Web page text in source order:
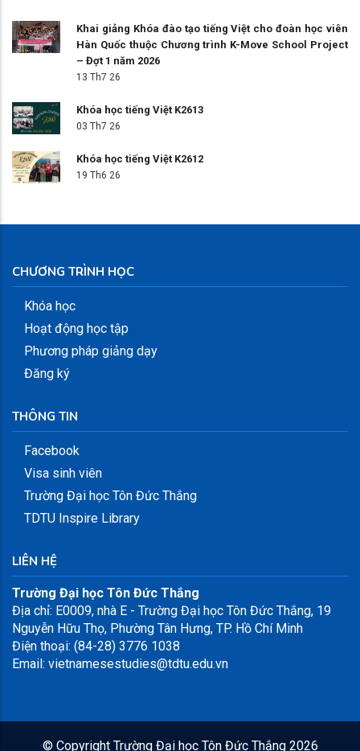
Khai giảng Khóa đào tạo tiếng Việt cho đoàn học viên
Hàn Quốc thuộc Chương trình K-Move School Project
– Đợt 1 năm 2026
13 Th7 26
Khóa học tiếng Việt K2613
03 Th7 26
Khóa học tiếng Việt K2612
19 Th6 26
CHƯƠNG TRÌNH HỌC
Khóa học
Hoạt động học tập
Phương pháp giảng dạy
Đăng ký
THÔNG TIN
Facebook
Visa sinh viên
Trường Đại học Tôn Đức Thắng
TDTU Inspire Library
LIÊN HỆ
Trường Đại học Tôn Đức Thắng
Địa chỉ: E0009, nhà E - Trường Đại học Tôn Đức Thắng, 19
Nguyễn Hữu Thọ, Phường Tân Hưng, TP. Hồ Chí Minh
Điện thoại: (84-28) 3776 1038
Email: vietnamesestudies@tdtu.edu.vn
© Copyright Trường Đại học Tôn Đức Thắng 2026